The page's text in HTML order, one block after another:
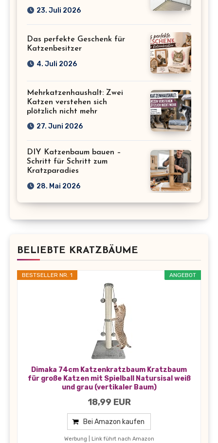
23. Juli 2026
Das perfekte Geschenk für
Katzenbesitzer
4. Juli 2026
Mehrkatzenhaushalt: Zwei
Katzen verstehen sich
plötzlich nicht mehr
27. Juni 2026
DIY Katzenbaum bauen –
Schritt für Schritt zum
Kratzparadies
28. Mai 2026
BELIEBTE KRATZBÄUME
ANGEBOT
BESTSELLER NR. 1
Dimaka 74cm Katzenkratzbaum Kratzbaum
für große Katzen mit Spielball Natursisal weiß
und grau (vertikaler Baum)
18,99 EUR
Bei Amazon kaufen
Werbung | Link führt nach Amazon